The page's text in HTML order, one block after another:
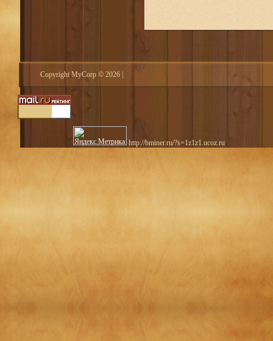
Copyright MyCorp © 2026
http://bminer.ru/?s=1z1z1.ucoz.ru